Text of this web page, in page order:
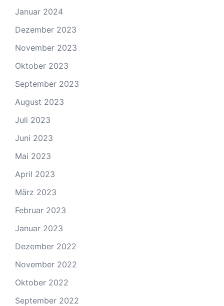
Januar 2024
Dezember 2023
November 2023
Oktober 2023
September 2023
August 2023
Juli 2023
Juni 2023
Mai 2023
April 2023
März 2023
Februar 2023
Januar 2023
Dezember 2022
November 2022
Oktober 2022
September 2022